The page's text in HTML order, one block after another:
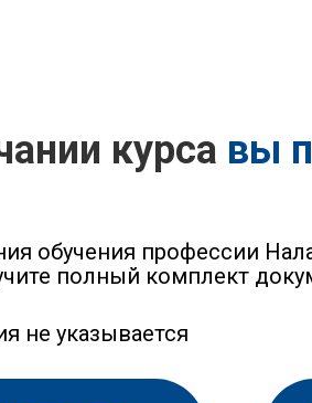
курса вы
обучения профессии
полный комплект
не указывается